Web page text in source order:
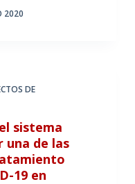
2020
DE
sistema
de las
19 en